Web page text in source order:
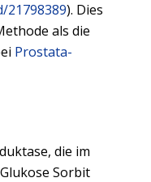
21798389). Dies
als die
Prostata-
die im
Sorbit